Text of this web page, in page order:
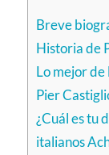
Breve
Historia de
Lo mejor de
Pier
¿Cuál es tu
italianos